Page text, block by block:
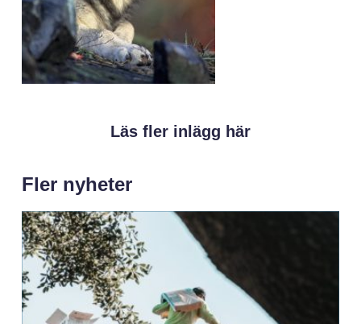
Läs fler inlägg här
Fler nyheter